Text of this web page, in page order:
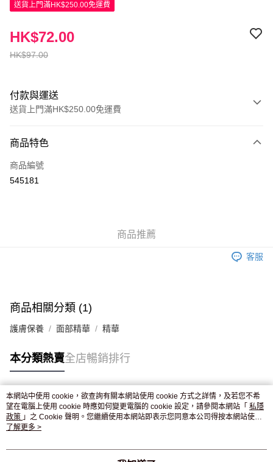
送貨上門滿HK$250.00免運費
HK$97.00
HK$72.00
付款與運送
送貨上門滿HK$250.00免運費
信用卡
Apple Pay
付款後門市自取，訂單確認後2-4個工作天到店，7天內取。逾期後
商品特色
商品編號
545181
商品推薦
客服
商品相關分類 (1)
護膚保養 面部精華 精華
本分類熱賣全店暢銷排行
熱門標籤
熱銷排行
本網站中使用 cookie，欲查詢有關本網站使用 cookie 方式之詳情，及若您不希
望在電腦上使用 cookie 時應如何變更電腦的 cookie 設定，請參閱本網站「 私隱
政策 」之 Cookie 聲明。您繼續使用本網站即表示您同意本公司得按本網站使用
條款之 Cookie 聲明使用 cookie。
了解更多 >